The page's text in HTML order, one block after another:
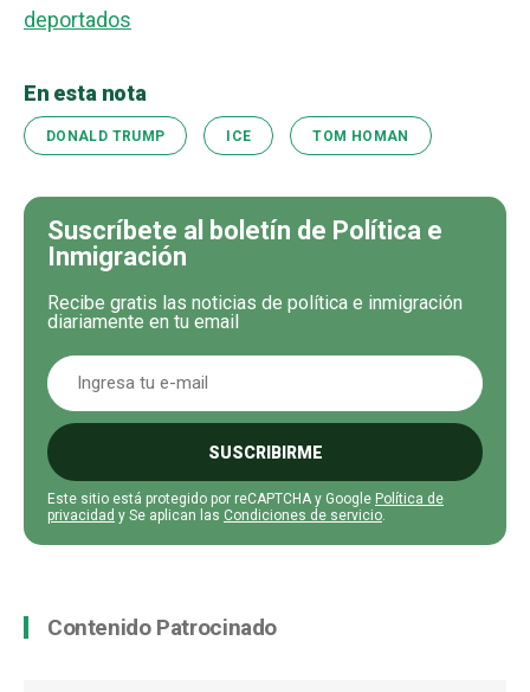
deportados
En esta nota
DONALD TRUMP ICE TOM HOMAN
Suscríbete al boletín de Política e
Inmigración
Recibe gratis las noticias de política e inmigración
diariamente en tu email
SUSCRIBIRME
Este sitio está protegido por reCAPTCHA y Google Política de
privacidad y Se aplican las Condiciones de servicio.
Contenido Patrocinado